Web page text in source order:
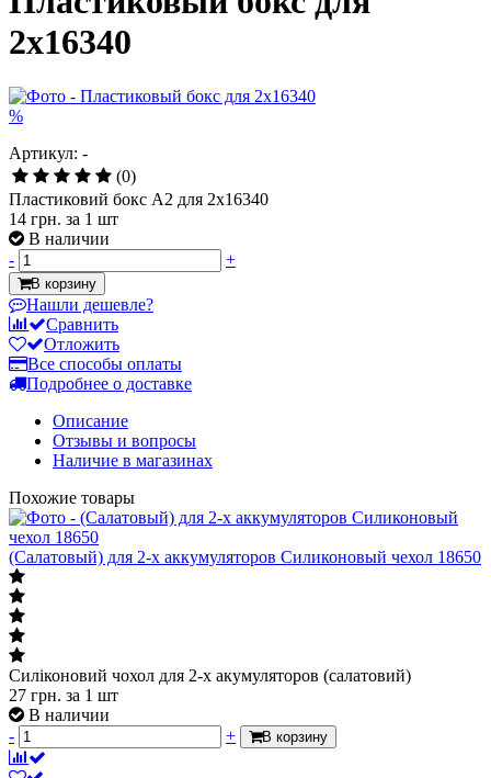
2x16340
%
Артикул: -
(0)
Пластиковий бокс А2 для 2x16340
14 грн. за 1 шт
В наличии
-
+
В корзину
Нашли дешевле?
Сравнить
Отложить
Все способы оплаты
Подробнее о доставке
Описание
Отзывы и вопросы
Наличие в магазинах
Похожие товары
(Салатовый) для 2-х аккумуляторов Силиконовый чехол 18650
Силіконовий чохол для 2-х акумуляторов (салатовий)
27 грн. за 1 шт
В наличии
-
+ В корзину